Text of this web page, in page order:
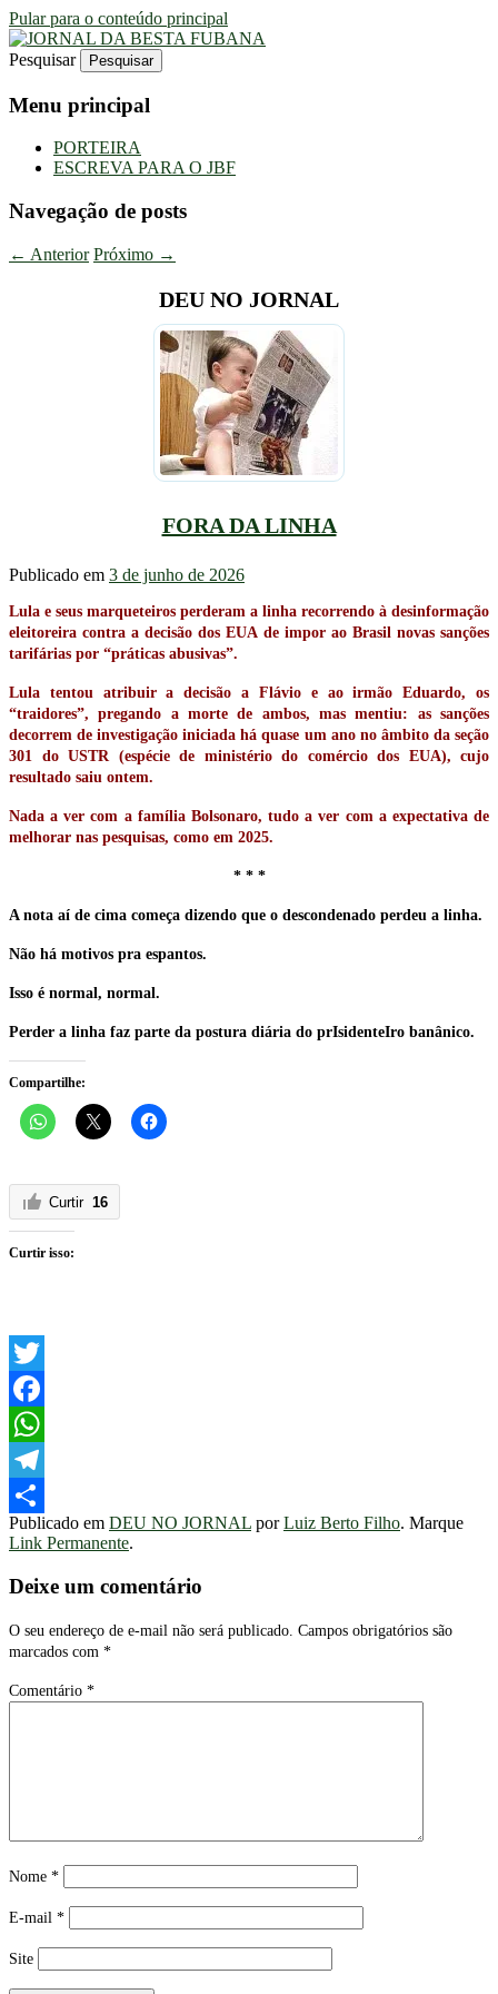
Pular para o conteúdo principal
JORNAL DA BESTA FUBANA
Uma Gazeta Escrota
Pesquisar
Menu principal
PORTEIRA
ESCREVA PARA O JBF
Navegação de posts
← Anterior Próximo →
DEU NO JORNAL
FORA DA LINHA
Publicado em 3 de junho de 2026
Lula e seus marqueteiros perderam a linha recorrendo à desinformação
eleitoreira contra a decisão dos EUA de impor ao Brasil novas sanções
tarifárias por “práticas abusivas”.
Lula tentou atribuir a decisão a Flávio e ao irmão Eduardo, os
“traidores”, pregando a morte de ambos, mas mentiu: as sanções
decorrem de investigação iniciada há quase um ano no âmbito da seção
301 do USTR (espécie de ministério do comércio dos EUA), cujo
resultado saiu ontem.
Nada a ver com a família Bolsonaro, tudo a ver com a expectativa de
melhorar nas pesquisas, como em 2025.
* * *
A nota aí de cima começa dizendo que o descondenado perdeu a linha.
Não há motivos pra espantos.
Isso é normal, normal.
Perder a linha faz parte da postura diária do prIsidenteIro banânico.
Compartilhe:
Curtir 16
Curtir isso:
Twitter
Facebook
WhatsApp
Telegram
Share
Publicado em DEU NO JORNAL porLuiz Berto Filho. Marque
Link Permanente.
Deixe um comentário
O seu endereço de e-mail não será publicado. Campos obrigatórios são
marcados com *
Comentário *
Nome *
E-mail *
Site